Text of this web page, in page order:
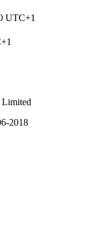
UTC+1
2018